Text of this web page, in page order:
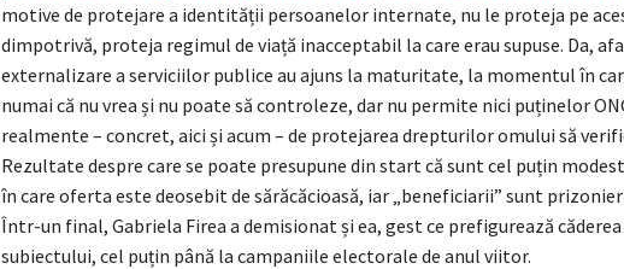
motive de protejare a identității persoanelor internate, nu le proteja pe
dimpotrivă, proteja regimul de viață inacceptabil la care erau supuse. Da,
externalizare a serviciilor publice au ajuns la maturitate, la momentul în
numai că nu vrea și nu poate să controleze, dar nu permite nici puținelor
realmente – concret, aici și acum – de protejarea drepturilor omului să
Rezultate despre care se poate presupune din start că sunt cel puțin
în care oferta este deosebit de sărăcăcioasă, iar „beneficiarii” sunt
Într-un final, Gabriela Firea a demisionat și ea, gest ce prefigurează
subiectului, cel puțin până la campaniile electorale de anul viitor.